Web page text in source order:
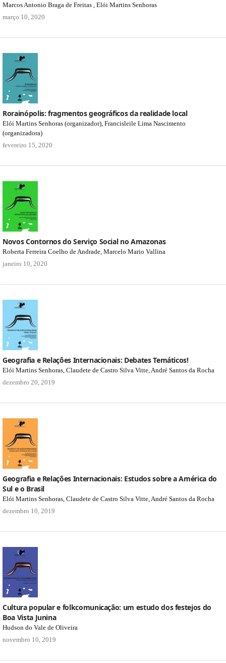
Marcos Antonio Braga de Freitas , Elói Martins Senhoras
março 10, 2020
Rorainópolis: fragmentos geográficos da realidade local
Elói Martins Senhoras (organizador), Francisleile Lima Nascimento
(organizadora)
fevereiro 15, 2020
Novos Contornos do Serviço Social no Amazonas
Roberta Ferreira Coelho de Andrade, Marcelo Mario Vallina
janeiro 10, 2020
Geografia e Relações Internacionais: Debates Temáticos!
Elói Martins Senhoras, Claudete de Castro Silva Vitte, André Santos da Rocha
dezembro 20, 2019
Geografia e Relações Internacionais: Estudos sobre a América do
Sul e o Brasil
Elói Martins Senhoras, Claudete de Castro Silva Vitte, André Santos da Rocha
dezembro 10, 2019
Cultura popular e folkcomunicação: um estudo dos festejos do
Boa Vista Junina
Hudson do Vale de Oliveira
novembro 10, 2019